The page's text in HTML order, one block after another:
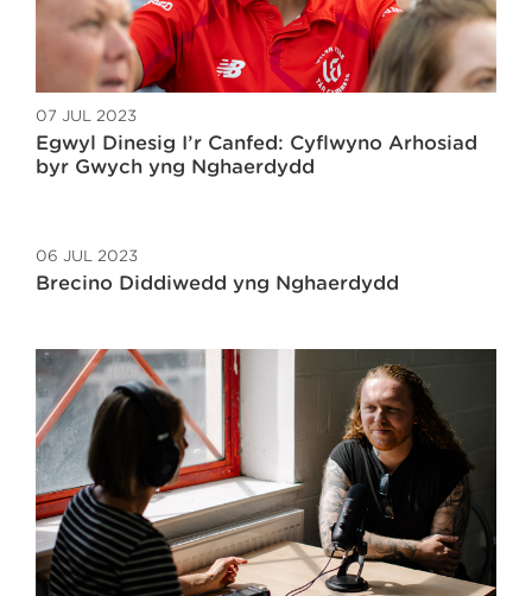
07 JUL 2023
Egwyl Dinesig I’r Canfed: Cyflwyno Arhosiad
byr Gwych yng Nghaerdydd
06 JUL 2023
Brecino Diddiwedd yng Nghaerdydd